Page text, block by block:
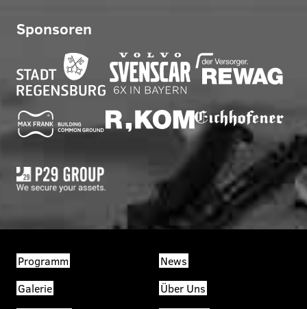
Sponsoren
Programm
News
Galerie
Über Uns